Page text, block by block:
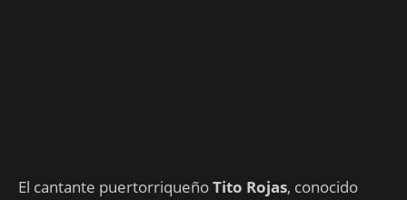
El cantante puertorriqueñoTito Rojas, conocido